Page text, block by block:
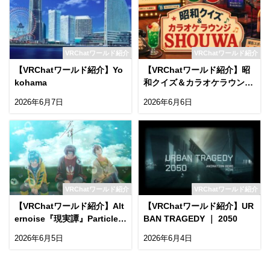
VRChatワールド紹介
【VRChatワールド紹介】Yo
kohama
2026年6月7日
VRChatワールド紹介
【VRChatワールド紹介】昭
和クイズ＆カラオケラウンジ
2026年6月6日
VRChatワールド紹介
【VRChatワールド紹介】Alt
ernoise『現実譚』Particle L
2026年6月5日
VRChatワールド紹介
【VRChatワールド紹介】UR
BAN TRAGEDY ｜ 2050
2026年6月4日